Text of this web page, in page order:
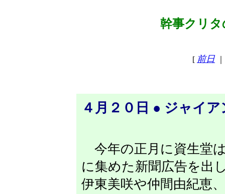
幹事クリタ
[ 前日
４月２０日 ● ジャイ
今年の正月に資生堂
に集めた新聞広告を出
伊東美咲や仲間由紀恵